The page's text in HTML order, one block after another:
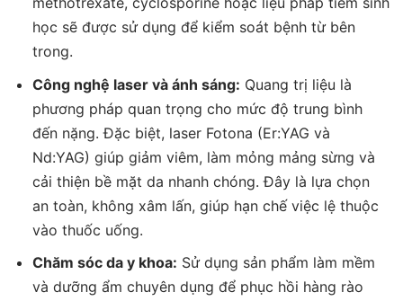
học sẽ được sử dụng để kiểm soát bệnh từ bên
trong.
Công nghệ laser và ánh sáng: Quang trị liệu là
phương pháp quan trọng cho mức độ trung bình
đến nặng. Đặc biệt, laser Fotona (Er:YAG và
Nd:YAG) giúp giảm viêm, làm mỏng mảng sừng và
cải thiện bề mặt da nhanh chóng. Đây là lựa chọn
an toàn, không xâm lấn, giúp hạn chế việc lệ thuộc
vào thuốc uống.
Chăm sóc da y khoa: Sử dụng sản phẩm làm mềm
và dưỡng ẩm chuyên dụng để phục hồi hàng rào